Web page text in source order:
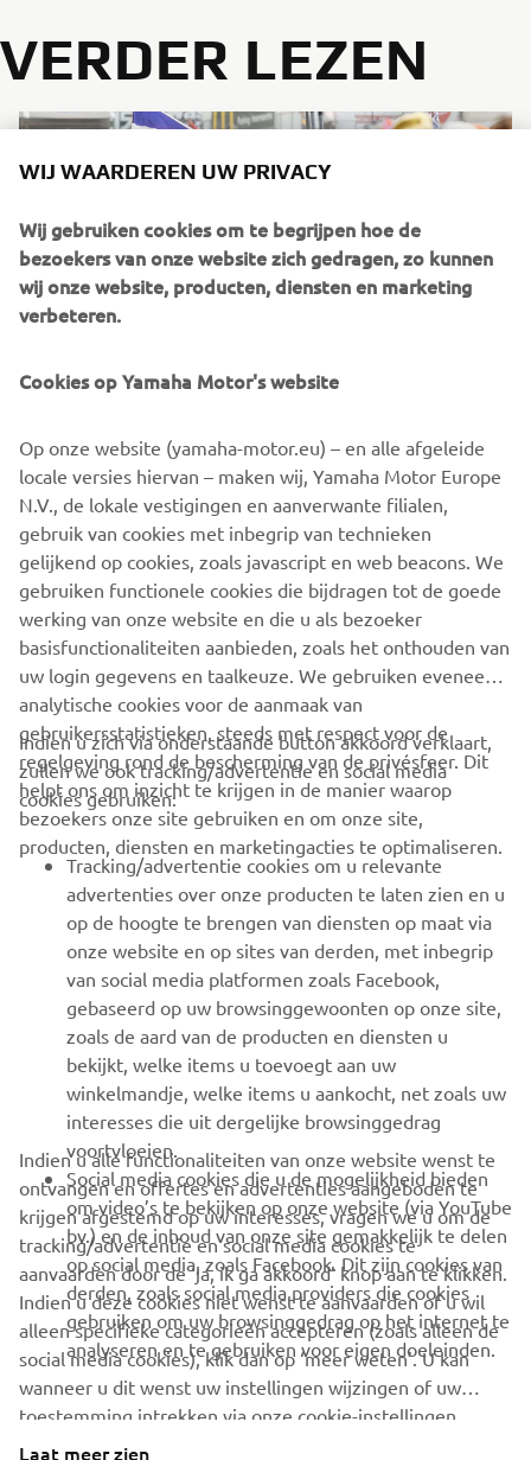
VERDER LEZEN
Ontdek meer
Onze geschiedenis
Ontdek meer
Onze organisatie
Ontdek meer
CORPORATE
WIJ WAARDEREN UW PRIVACY
Wij gebruiken cookies om te begrijpen hoe de
bezoekers van onze website zich gedragen, zo kunnen
wij onze website, producten, diensten en marketing
verbeteren.
Cookies op Yamaha Motor's website
Op onze website (yamaha-motor.eu) – en alle afgeleide
locale versies hiervan – maken wij, Yamaha Motor Europe
N.V., de lokale vestigingen en aanverwante filialen,
gebruik van cookies met inbegrip van technieken
gelijkend op cookies, zoals javascript en web beacons. We
gebruiken functionele cookies die bijdragen tot de goede
werking van onze website en die u als bezoeker
basisfunctionaliteiten aanbieden, zoals het onthouden van
uw login gegevens en taalkeuze. We gebruiken eveneens
analytische cookies voor de aanmaak van
gebruikersstatistieken, steeds met respect voor de
regelgeving rond de bescherming van de privésfeer. Dit
helpt ons om inzicht te krijgen in de manier waarop
bezoekers onze site gebruiken en om onze site,
producten, diensten en marketingacties te optimaliseren.
Indien u zich via onderstaande button akkoord verklaart,
zullen we ook tracking/advertentie en social media
cookies gebruiken:
Tracking/advertentie cookies om u relevante
advertenties over onze producten te laten zien en u
op de hoogte te brengen van diensten op maat via
onze website en op sites van derden, met inbegrip
van social media platformen zoals Facebook,
gebaseerd op uw browsinggewoonten op onze site,
zoals de aard van de producten en diensten u
bekijkt, welke items u toevoegt aan uw
winkelmandje, welke items u aankocht, net zoals uw
interesses die uit dergelijke browsinggedrag
voortvloeien.
Social media cookies die u de mogelijkheid bieden
om video’s te bekijken op onze website (via YouTube
bv.) en de inhoud van onze site gemakkelijk te delen
op social media, zoals Facebook. Dit zijn cookies van
derden, zoals social media providers die cookies
gebruiken om uw browsinggedrag op het internet te
analyseren en te gebruiken voor eigen doeleinden.
Indien u alle functionaliteiten van onze website wenst te
ontvangen en offertes en advertenties aangeboden te
krijgen afgestemd op uw interesses, vragen we u om de
tracking/advertentie en social media cookies te
aanvaarden door de ‘ja, ik ga akkoord’ knop aan te klikken.
Indien u deze cookies niet wenst te aanvaarden of u wil
alleen specifieke categorieën accepteren (zoals alleen de
social media cookies), klik dan op ‘meer weten’. U kan
wanneer u dit wenst uw instellingen wijzingen of uw
toestemming intrekken via onze cookie-instellingen.
Gelieve deze
Laat meer zien